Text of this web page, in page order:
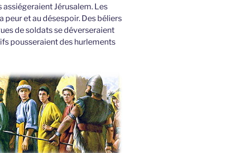
Jérusalem. Les
et au désespoir. Des béliers
de soldats se déverseraient
pousseraient des hurlements